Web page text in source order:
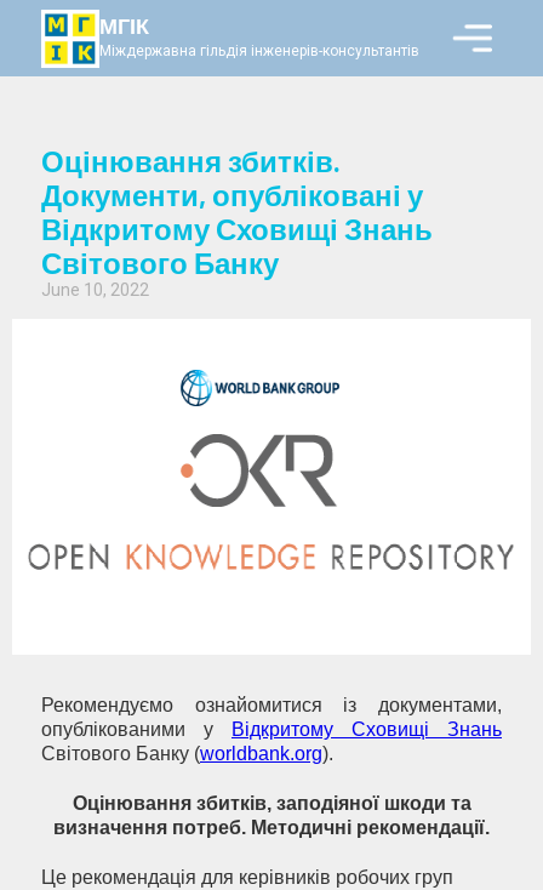
МГІК
Міждержавна гільдія інженерів-консультантів
Оцінювання збитків.
Документи, опубліковані у
Відкритому Сховищі Знань
Світового Банку
June 10, 2022
Рекомендуємо ознайомитися із документами,
опублікованими у
Відкритому Сховищі Знань
Світового Банку (worldbank.org).
Оцінювання збитків, заподіяної шкоди та
визначення потреб. Методичні рекомендації.
Це рекомендація для керівників робочих груп